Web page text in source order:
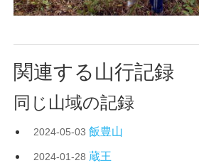
関連する山行記録
同じ山域の記録
2024-05-03 飯豊山
2024-01-28 蔵王